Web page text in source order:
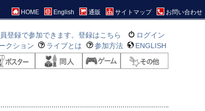
HOME English 通販 サイトマップ お問い合わせ
登録で参加できます。登録はこちら
ログイン
クション
ライブとは 参加方法 ENGLISH